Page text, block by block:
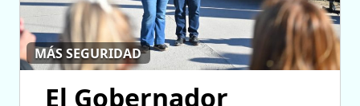
MÁS SEGURIDAD
El Gobernador